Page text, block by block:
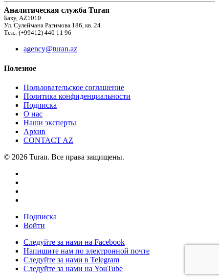
Аналитическая служба Turan
Баку, AZ1010
Ул. Сулеймана Рагимова 186, кв. 24
Тел.: (+99412) 440 11 96
agency@turan.az
Полезное
Пользовательское соглашение
Политика конфиденциальности
Подписка
О нас
Наши эксперты
Архив
CONTACT AZ
© 2026 Turan. Все права защищены.
Подписка
Войти
Следуйте за нами на Facebook
Напишите нам по электронной почте
Следуйте за нами в Telegram
Следуйте за нами на YouTube